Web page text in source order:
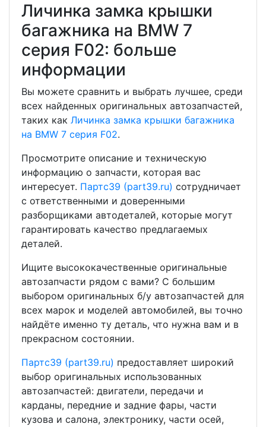
Личинка замка крышки
багажника на BMW 7
серия F02: больше
информации
Вы можете сравнить и выбрать лучшее, среди
всех найденных оригинальных автозапчастей,
таких как Личинка замка крышки багажника
на BMW 7 серия F02.
Просмотрите описание и техническую
информацию о запчасти, которая вас
интересует. Партс39 (part39.ru) сотрудничает
с ответственными и доверенными
разборщиками автодеталей, которые могут
гарантировать качество предлагаемых
деталей.
Ищите высококачественные оригинальные
автозапчасти рядом с вами? С большим
выбором оригинальных б/у автозапчастей для
всех марок и моделей автомобилей, вы точно
найдёте именно ту деталь, что нужна вам и в
прекрасном состоянии.
Партс39 (part39.ru) предоставляет широкий
выбор оригинальных использованных
автозапчастей: двигатели, передачи и
карданы, передние и задние фары, части
кузова и салона, электронику, части осей,